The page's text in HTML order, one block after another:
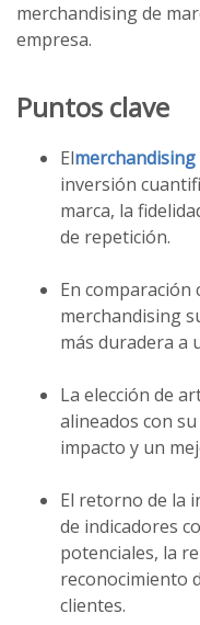
merchandising de
empresa.
Puntos clave
Elmerchandising
inversión
marca, la
de repetición.
En comparación
merchandising
más duradera a
La elección de
alineados con
impacto y un
El retorno de la
de indicadores
potenciales, la
reconocimiento
clientes.